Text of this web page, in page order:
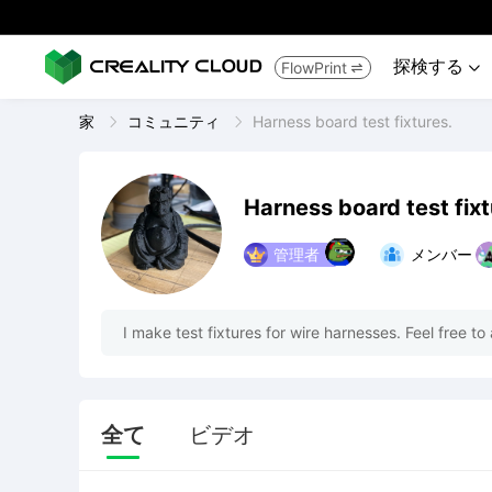
FlowPrint  探検する 
家 コミュニティ Harness board test fixtures.
Harness board test
管理者 メンバー
I make test fixtures for wire harnesses. Feel free
全て ビデオ